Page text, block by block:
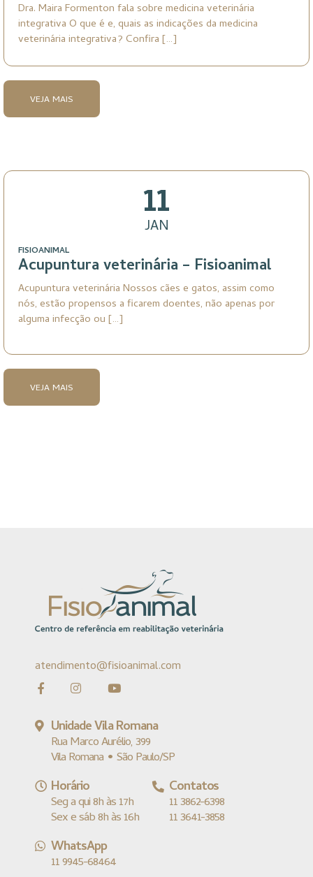
Dra. Maira Formenton fala sobre medicina veterinária
integrativa O que é e, quais as indicações da medicina
veterinária integrativa? Confira […]
VEJA MAIS
11
JAN
FISIOANIMAL
Acupuntura veterinária – Fisioanimal
Acupuntura veterinária Nossos cães e gatos, assim como
nós, estão propensos a ficarem doentes, não apenas por
alguma infecção ou […]
VEJA MAIS
atendimento@fisioanimal.com
Unidade Vila Romana
Rua Marco Aurélio, 399
Vila Romana • São Paulo/SP
Horário
Seg a qui 8h às 17h
Sex e sáb 8h às 16h
Contatos
11 3862-6398
11 3641-3858
WhatsApp
11 9945-68464